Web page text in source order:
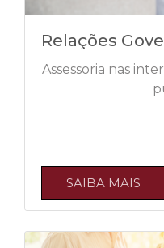
Relações
Assessoria nas
SAIBA MAIS